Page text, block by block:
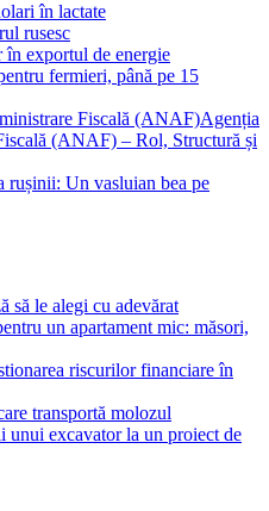
în lactate
rusesc
în exportul de energie
fermieri, până pe 15
Agenția
(ANAF) – Rol, Structură și
Un vasluian bea pe
să le alegi cu adevărat
un apartament mic: măsori,
riscurilor financiare în
transportă molozul
unui excavator la un proiect de